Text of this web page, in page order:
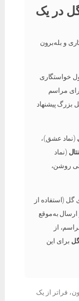
در یک
و بله‌برون
خواستگاری
مراسم
بزرگ پیشنهاد
(نماد عشق)،
(نماد
روشن،
گل (استفاده از
به‌موقع
از مراسم، از
برای این
فراتر از یک